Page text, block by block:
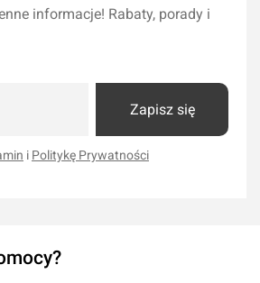
informacje! Rabaty, porady i
Zapisz się
i Politykę Prywatności